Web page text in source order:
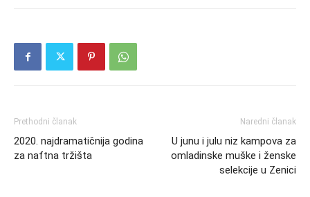
Prethodni članak
2020. najdramatičnija godina
za naftna tržišta
Naredni članak
U junu i julu niz kampova za
omladinske muške i ženske
selekcije u Zenici